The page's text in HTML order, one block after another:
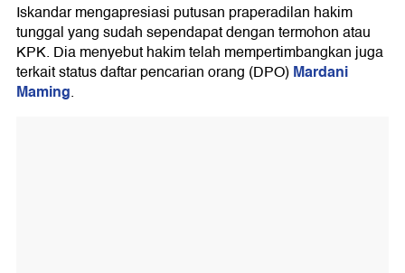
Iskandar mengapresiasi putusan praperadilan hakim
tunggal yang sudah sependapat dengan termohon atau
KPK. Dia menyebut hakim telah mempertimbangkan juga
terkait status daftar pencarian orang (DPO)Mardani
Maming.